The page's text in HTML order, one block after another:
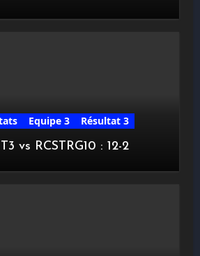
Equipe 3
Résultat 3
vs RCSTRG10 : 12-2